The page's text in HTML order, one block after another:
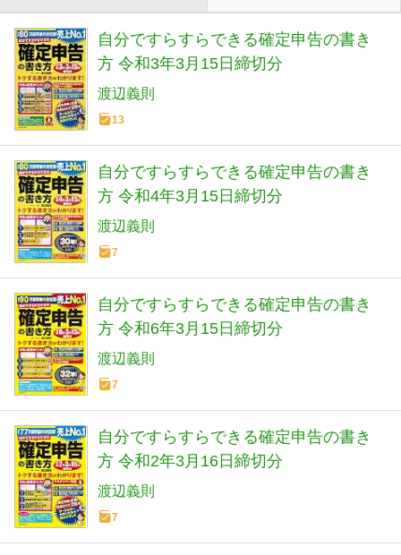
自分ですらすらできる確定申告の書き
方 令和3年3月15日締切分
渡辺義則
13
自分ですらすらできる確定申告の書き
方 令和4年3月15日締切分
渡辺義則
7
自分ですらすらできる確定申告の書き
方 令和6年3月15日締切分
渡辺義則
7
自分ですらすらできる確定申告の書き
方 令和2年3月16日締切分
渡辺義則
7